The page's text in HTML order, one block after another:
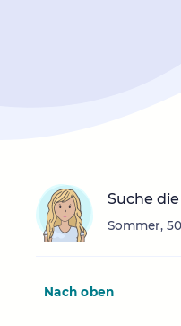
Suche
Sommer,
Nach oben